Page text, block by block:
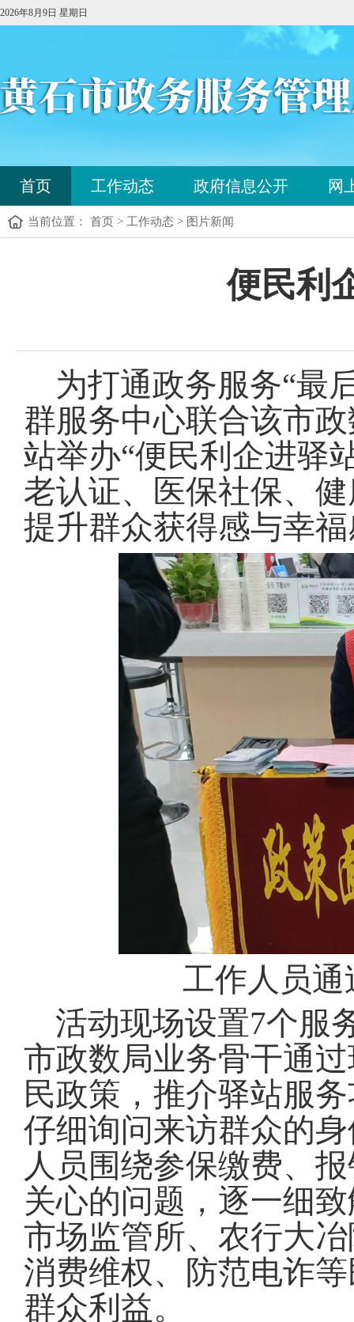
2026年8月9日 星期日
首页 工作动态 政府信息公开 网
当前位置： 首页 > 工作动态 > 图片新闻
便民利
为打通政务服务“最
群服务中心联合该市
站举办“便民利企进驿
老认证、医保社保、
提升群众获得感与幸
工作人员
活动现场设置7个服
市政数局业务骨干通
民政策，推介驿站服
仔细询问来访群众的
人员围绕参保缴费、
关心的问题，逐一细
市场监管所、农行大
消费维权、防范电诈
群众利益。